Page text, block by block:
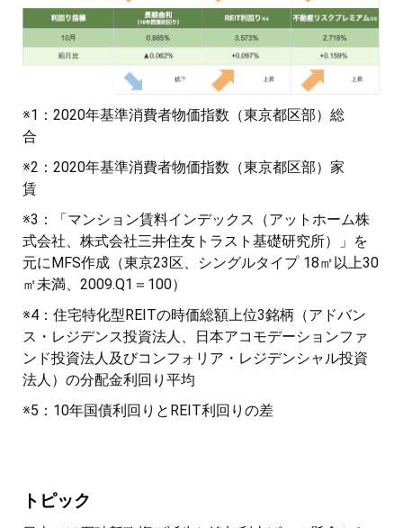
※1：2020年基準消費者物価指数（東京都区部）総
合
※2：2020年基準消費者物価指数（東京都区部）家
賃
※3：「マンション賃料インデックス（アットホーム株
式会社、株式会社三井住友トラスト基礎研究所）」を
元にMFS作成（東京23区、シングルタイプ 18㎡以上30
㎡未満、2009.Q1＝100）
※4：住宅特化型REITの時価総額上位3銘柄（アドバン
ス・レジデンス投資法人、日本アコモデーションファ
ンド投資法人及びコンフォリア・レジデンシャル投資
法人）の分配金利回り平均
※5：10年国債利回りとREIT利回りの差
トピック